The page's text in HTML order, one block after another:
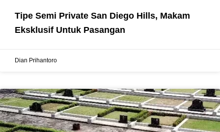
Tipe Semi Private San Diego Hills, Makam
Eksklusif Untuk Pasangan
Dian Prihantoro